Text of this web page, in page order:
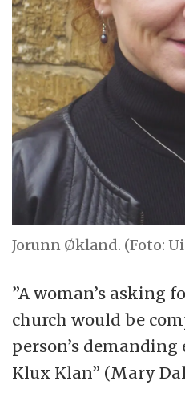
Jorunn Økland. (Foto:
”A woman’s asking
church would be
person’s
Klux Klan” (Mary